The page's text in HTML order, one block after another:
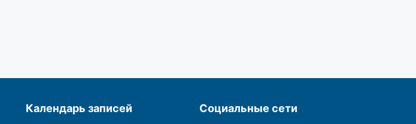
Календарь записей Социальные сети